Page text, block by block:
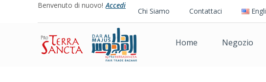
Benvenuto di nuovo! Accedi
Chi Siamo Contattaci
Home Negozio